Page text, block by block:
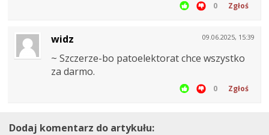
0 Zgłoś
09.06.2025, 15:39
widz
~ Szczerze-bo patoelektorat chce wszystko
za darmo.
0 Zgłoś
Dodaj komentarz do artykułu: